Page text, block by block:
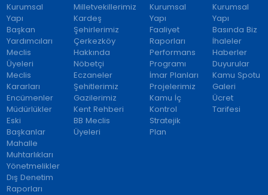
Kurumsal
Yapı
Başkan
Yardımcıları
Meclis
Üyeleri
Meclis
Kararları
Encümenler
Müdürlükler
Eski
Başkanlar
Mahalle
Muhtarlıkları
Yönetmelikler
Dış Denetim
Raporları
Milletvekillerimiz
Kardeş
Şehirlerimiz
Çerkezköy
Hakkında
Nöbetçi
Eczaneler
Şehitlerimiz
Gazilerimiz
Kent Rehberi
BB Meclis
Üyeleri
Kurumsal
Yapı
Faaliyet
Raporları
Performans
Programı
İmar Planları
Projelerimiz
Kamu İç
Kontrol
Stratejik
Plan
Kurumsal
Yapı
Basında Biz
İhaleler
Haberler
Duyurular
Kamu Spotu
Galeri
Ücret
Tarifesi